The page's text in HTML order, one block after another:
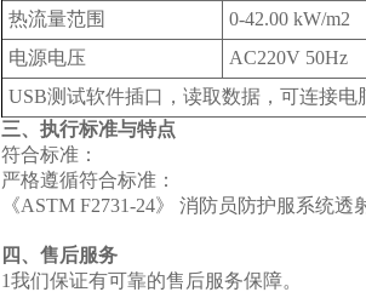
热流量范围
0-42.00 kW/m2
电源电压
AC220V 50Hz
USB测试软件插口，读取数据，可连接电
三、执行标准与特点
符合标准：
严格遵循符合标准：
《ASTM F2731-24》 消防员防护服系统
四、售后服务
1我们保证有可靠的售后服务保障。